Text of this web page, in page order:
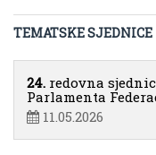
TEMATSKE SJEDNICE
24. redovna
Parlamenta
11.05.2026